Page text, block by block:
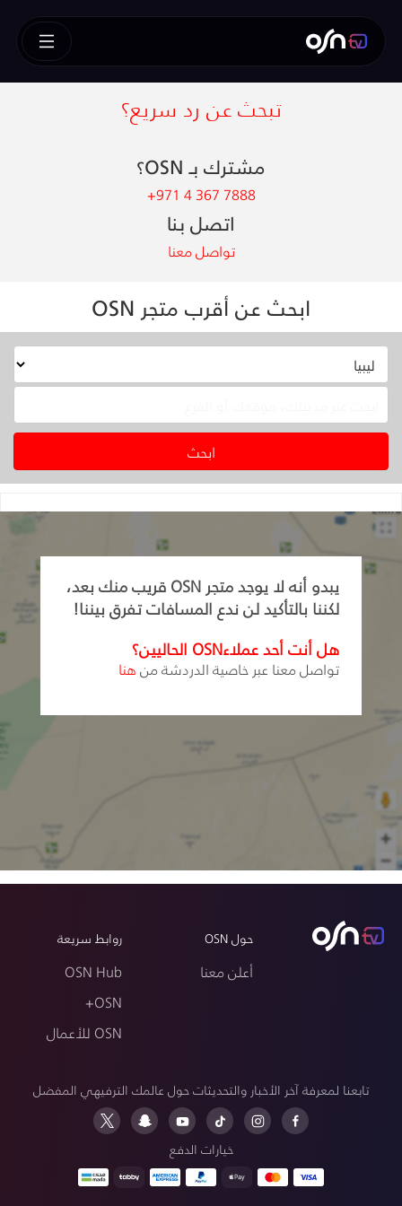
تبحث عن رد سريع؟
مشترك بـ OSN؟
+971 4 367 7888
اتصل بنا
تواصل معنا
ابحث عن أقرب متجر OSN
يبدو أنه لا يوجد متجر OSN قريب منك بعد،
لكننا بالتأكيد لن ندع المسافات تفرق بيننا!
هل أنت أحد عملاءOSN الحاليين؟
تواصل معنا عبر خاصية الدردشة منهنا
حول OSN
أعلن معنا
روابط سريعة
OSN Hub
OSN+
OSN للأعمال
تابعنا لمعرفة آخر الأخبار والتحديثات حول عالمك الترفيهي المفضل
خيارات الدفع